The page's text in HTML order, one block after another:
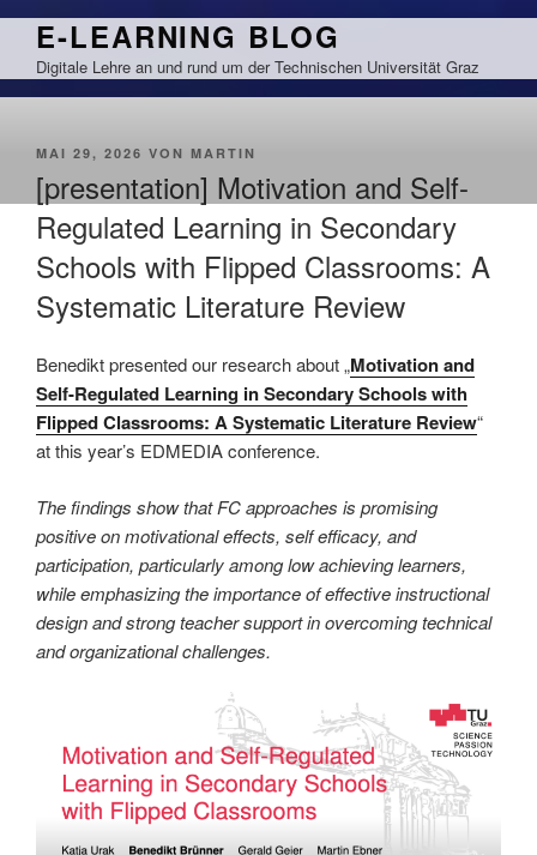
Zum
springen
E-LEARNING BLOG
Digitale Lehre an und rund um der Technischen Universität Graz
VERÖFFENTLICHT
MAI 29, 2026 VON MARTIN
[presentation] Motivation and Self-
Regulated Learning in Secondary
Schools with Flipped Classrooms: A
Systematic Literature Review
Benedikt presented our research about „Motivation and
Self-Regulated Learning in Secondary Schools with
Flipped Classrooms: A Systematic Literature Review“
at this year’s EDMEDIA conference.
The findings show that FC approaches is promising
positive on motivational effects, self efficacy, and
participation, particularly among low achieving learners,
while emphasizing the importance of effective instructional
design and strong teacher support in overcoming technical
and organizational challenges.